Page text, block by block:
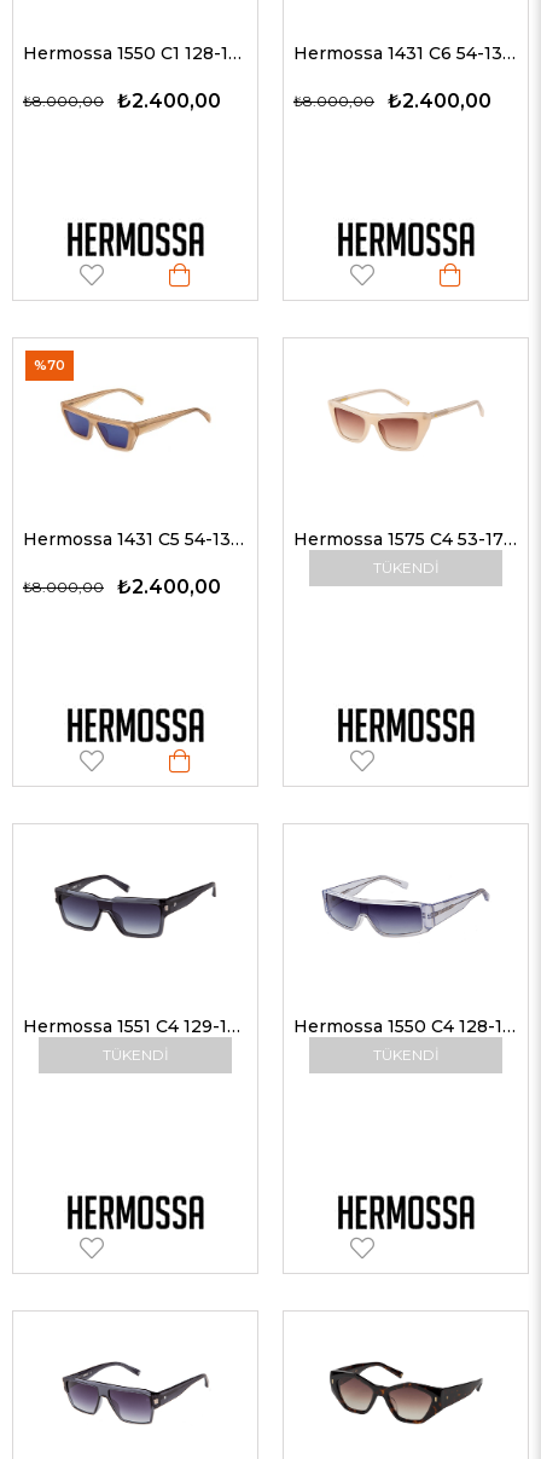
Hermossa 1550 C1 128-140 Unisex Güneş Gözlükleri
₺2.400,00
₺8.000,00
Hermossa 1431 C6 54-13 Unisex Güneş Gözlükleri
₺2.400,00
₺8.000,00
Hermossa 1431 C5 54-13 Kadın Güneş Gözlükleri
₺2.400,00
₺8.000,00
%70
TÜKENDI
Hermossa 1575 C4 53-17 Kadın Güneş Gözlükleri
TÜKENDI
Hermossa 1551 C4 129-145 Unisex Güneş Gözlükleri
TÜKENDI
Hermossa 1550 C4 128-140 Unisex Güneş Gözlükleri